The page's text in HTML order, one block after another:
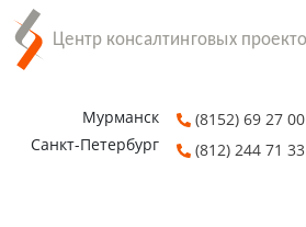
Мурманск
Санкт-Петербург
(8152) 69 27 00
(812) 244 71 33